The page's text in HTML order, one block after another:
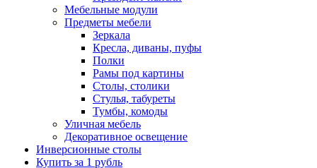
Мебельные модули
Предметы мебели
Зеркала
Кресла, диваны, пуфы
Полки
Рамы под картины
Столы, столики
Стулья, табуреты
Тумбы, комоды
Уличная мебель
Декоративное освещение
Инверсионные столы
Купить за 1 рубль